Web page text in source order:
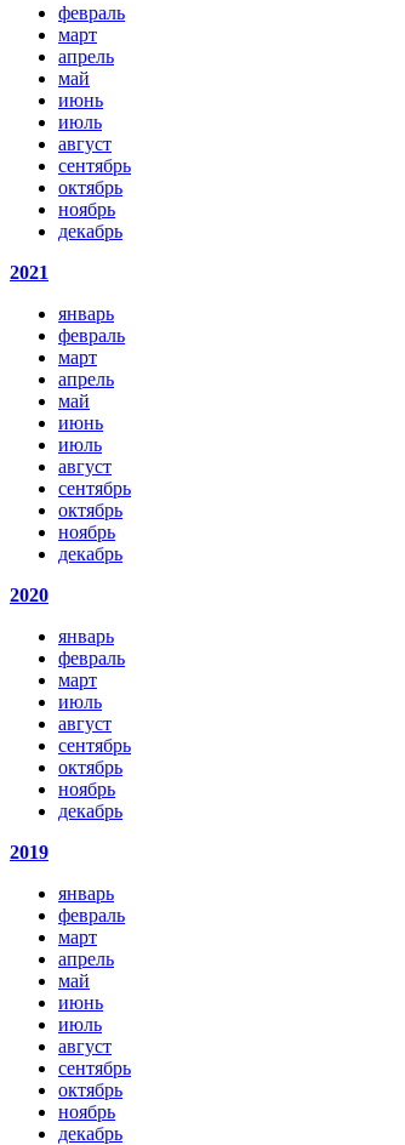
февраль
март
апрель
май
июнь
июль
август
сентябрь
октябрь
ноябрь
декабрь
2021
январь
февраль
март
апрель
май
июнь
июль
август
сентябрь
октябрь
ноябрь
декабрь
2020
январь
февраль
март
июль
август
сентябрь
октябрь
ноябрь
декабрь
2019
январь
февраль
март
апрель
май
июнь
июль
август
сентябрь
октябрь
ноябрь
декабрь